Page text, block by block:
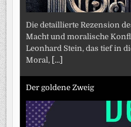
Die detaillierte Rezension
Macht und moralische
Leonhard Stein, das tief in
Moral, [...]
Der goldene Zweig